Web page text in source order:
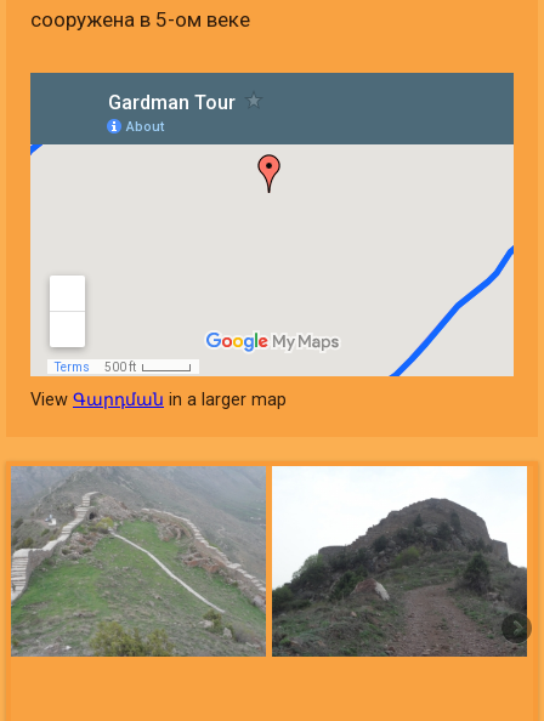
сооружена в 5-ом веке
View Գարդման in a larger map